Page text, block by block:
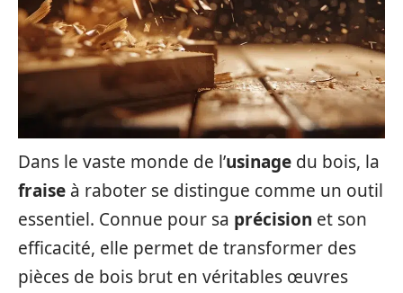
Dans le vaste monde de l’usinage du bois, la
fraise à raboter se distingue comme un outil
essentiel. Connue pour sa précision et son
efficacité, elle permet de transformer des
pièces de bois brut en véritables œuvres